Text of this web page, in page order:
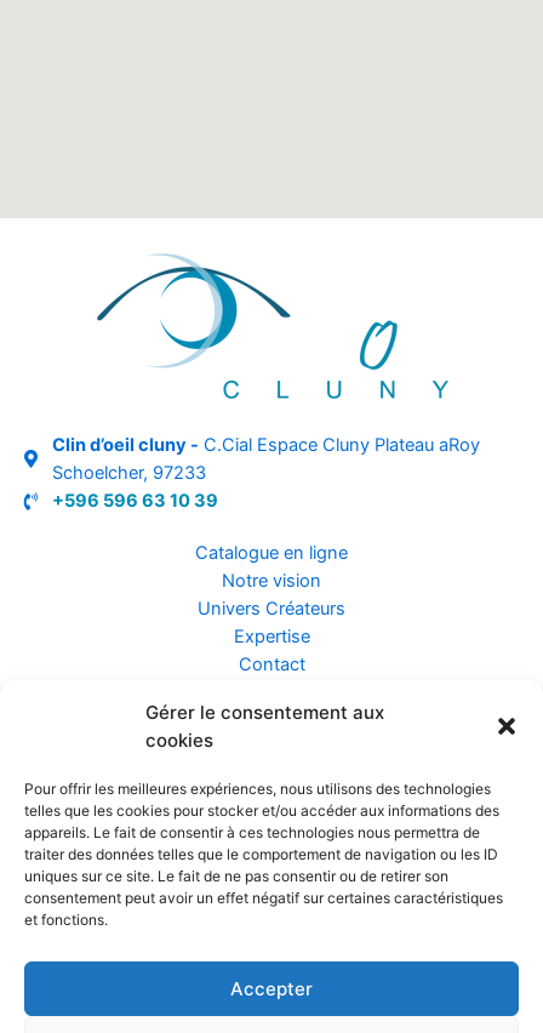
Gérer le consentement aux
cookies
Pour offrir les meilleures expériences, nous utilisons des technologies
telles que les cookies pour stocker et/ou accéder aux informations des
appareils. Le fait de consentir à ces technologies nous permettra de
traiter des données telles que le comportement de navigation ou les ID
uniques sur ce site. Le fait de ne pas consentir ou de retirer son
consentement peut avoir un effet négatif sur certaines caractéristiques
et fonctions.
Accepter
Clin d’oeil cluny - C.Cial Espace Cluny Plateau aRoy
Schoelcher, 97233
+596 596 63 10 39
Catalogue en ligne
Notre vision
Univers Créateurs
Expertise
Contact
Assurance ZEN
Confidentialité et Données
Conditions Générales de Vente